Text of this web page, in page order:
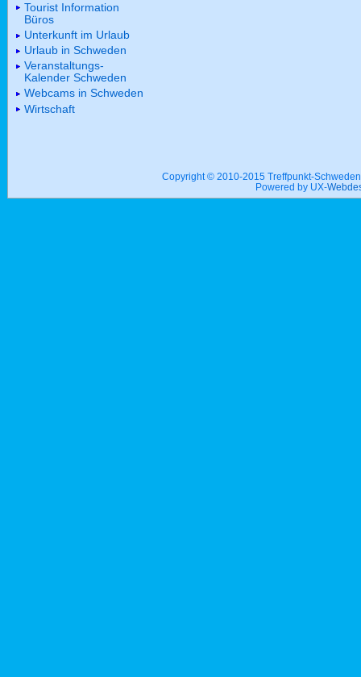
Tourist Information
Büros
Unterkunft im Urlaub
Urlaub in Schweden
Veranstaltungs-
Kalender Schweden
Webcams in Schweden
Wirtschaft
Copyright © 2010-2015 Treffpunkt-
Powered by UX-